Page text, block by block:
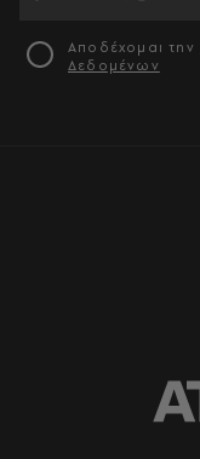
Αποδέχομαι την
Δεδομένων